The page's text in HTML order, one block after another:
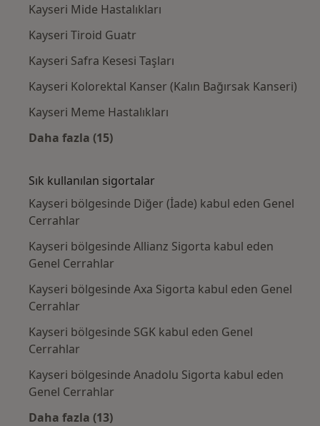
Kayseri Mide Hastalıkları
Kayseri Tiroid Guatr
Kayseri Safra Kesesi Taşları
Kayseri Kolorektal Kanser (Kalın Bağırsak Kanseri)
Kayseri Meme Hastalıkları
Daha fazla (15)
Sık kullanılan sigortalar
Kayseri bölgesinde Diğer (İade) kabul eden Genel
Cerrahlar
Kayseri bölgesinde Allianz Sigorta kabul eden
Genel Cerrahlar
Kayseri bölgesinde Axa Sigorta kabul eden Genel
Cerrahlar
Kayseri bölgesinde SGK kabul eden Genel
Cerrahlar
Kayseri bölgesinde Anadolu Sigorta kabul eden
Genel Cerrahlar
Daha fazla (13)